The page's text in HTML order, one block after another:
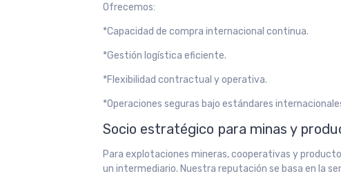
Ofrecemos:
*Capacidad de compra internacional continua.
*Gestión logística eficiente.
*Flexibilidad contractual y operativa.
*Operaciones seguras bajo estándares
Socio estratégico para minas y
Para explotaciones mineras, cooperativas y
un intermediario. Nuestra reputación se basa en la